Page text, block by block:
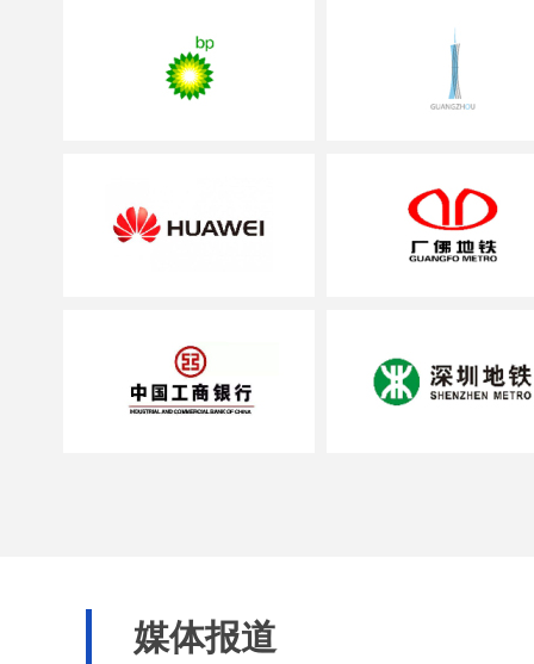
率先参与编制广东
率先创新成功运用
率先荣登中央电视
务机构。
媒体报道